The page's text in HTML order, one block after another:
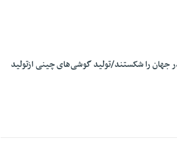
جهان را شکستند/تولید گوشی‌های چینی ازتولید